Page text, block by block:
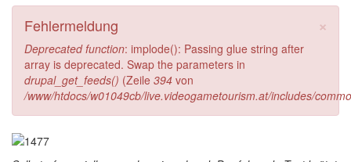
×
Fehlermeldung
Deprecated function: implode(): Passing glue string after
array is deprecated. Swap the parameters in
drupal_get_feeds() (Zeile 394 von
/www/htdocs/w01049cb/live.videogametourism.at/includes/